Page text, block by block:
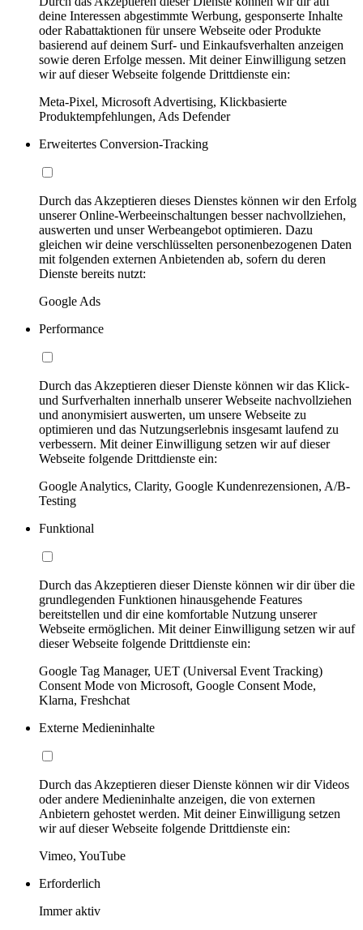
deine Interessen abgestimmte Werbung, gesponserte Inhalte
oder Rabattaktionen für unsere Webseite oder Produkte
basierend auf deinem Surf- und Einkaufsverhalten anzeigen
sowie deren Erfolge messen. Mit deiner Einwilligung setzen
wir auf dieser Webseite folgende Drittdienste ein:
Meta-Pixel, Microsoft Advertising, Klickbasierte
Produktempfehlungen, Ads Defender
Erweitertes Conversion-Tracking
Durch das Akzeptieren dieses Dienstes können wir den Erfolg
unserer Online-Werbeeinschaltungen besser nachvollziehen,
auswerten und unser Werbeangebot optimieren. Dazu
gleichen wir deine verschlüsselten personenbezogenen Daten
mit folgenden externen Anbietenden ab, sofern du deren
Dienste bereits nutzt:
Google Ads
Performance
Durch das Akzeptieren dieser Dienste können wir das Klick-
und Surfverhalten innerhalb unserer Webseite nachvollziehen
und anonymisiert auswerten, um unsere Webseite zu
optimieren und das Nutzungserlebnis insgesamt laufend zu
verbessern. Mit deiner Einwilligung setzen wir auf dieser
Webseite folgende Drittdienste ein:
Google Analytics, Clarity, Google Kundenrezensionen, A/B-
Testing
Funktional
Durch das Akzeptieren dieser Dienste können wir dir über die
grundlegenden Funktionen hinausgehende Features
bereitstellen und dir eine komfortable Nutzung unserer
Webseite ermöglichen. Mit deiner Einwilligung setzen wir auf
dieser Webseite folgende Drittdienste ein:
Google Tag Manager, UET (Universal Event Tracking)
Consent Mode von Microsoft, Google Consent Mode,
Klarna, Freshchat
Externe Medieninhalte
Durch das Akzeptieren dieser Dienste können wir dir Videos
oder andere Medieninhalte anzeigen, die von externen
Anbietern gehostet werden. Mit deiner Einwilligung setzen
wir auf dieser Webseite folgende Drittdienste ein:
Vimeo, YouTube
Erforderlich
Immer aktiv